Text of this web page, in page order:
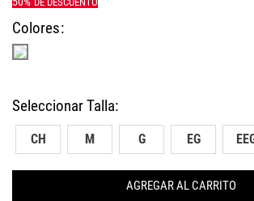
Colores
CH M G EG
AGREGAR AL CARRITO